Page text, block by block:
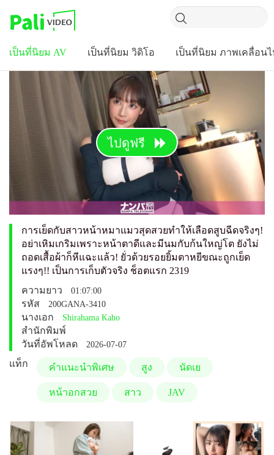
เป็นที่นิยม AV เป็นที่นิยม วิดิโอ เป็นที่นิยม ภาพเคลื่อน
ไปดูฟรี
การเย็ดกับสาวหน้าหมาแมวสุดสวยทำให้เลือดสูบฉีดจริงๆ!
อย่าเหิมเกริมเพราะหน้าตาดีและมีนมกับก้นใหญ่โต ยังไม่
ถอดเสื้อผ้าก็หีแฉะแล้ว! ยั่วด้วยรอยยิ้มตาหยีขณะถูกเย็ด
แรงๆ!! เป็นการเก็บตัวจริง ช็อตแรก 2319
ความยาว
01:07:00
รหัส 200GANA-3410
นางเอก Shirahama Kaho
สำนักพิมพ์
วันที่อัพโหลด
2026-07-07
แท็ก คำแนะนำพิเศษ สูง นัดเย
หน้าอกสวย สาว JAV